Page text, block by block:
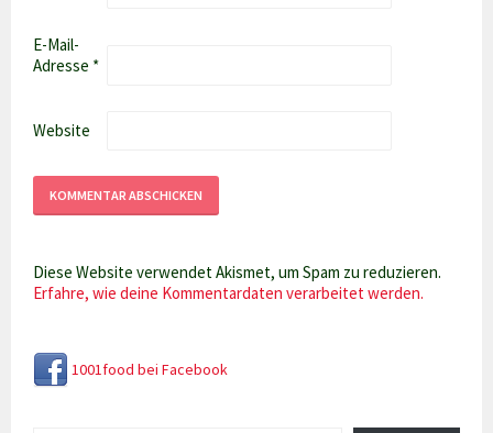
E-Mail-
Adresse *
Website
Diese Website verwendet Akismet, um Spam zu reduzieren.
Erfahre, wie deine Kommentardaten verarbeitet werden.
1001food bei Facebook